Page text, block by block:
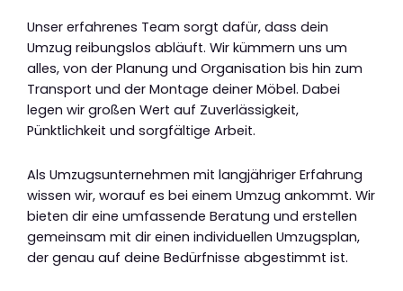
Unser erfahrenes Team sorgt dafür, dass dein
Umzug reibungslos abläuft. Wir kümmern uns um
alles, von der Planung und Organisation bis hin zum
Transport und der Montage deiner Möbel. Dabei
legen wir großen Wert auf Zuverlässigkeit,
Pünktlichkeit und sorgfältige Arbeit.
Als Umzugsunternehmen mit langjähriger Erfahrung
wissen wir, worauf es bei einem Umzug ankommt. Wir
bieten dir eine umfassende Beratung und erstellen
gemeinsam mit dir einen individuellen Umzugsplan,
der genau auf deine Bedürfnisse abgestimmt ist.